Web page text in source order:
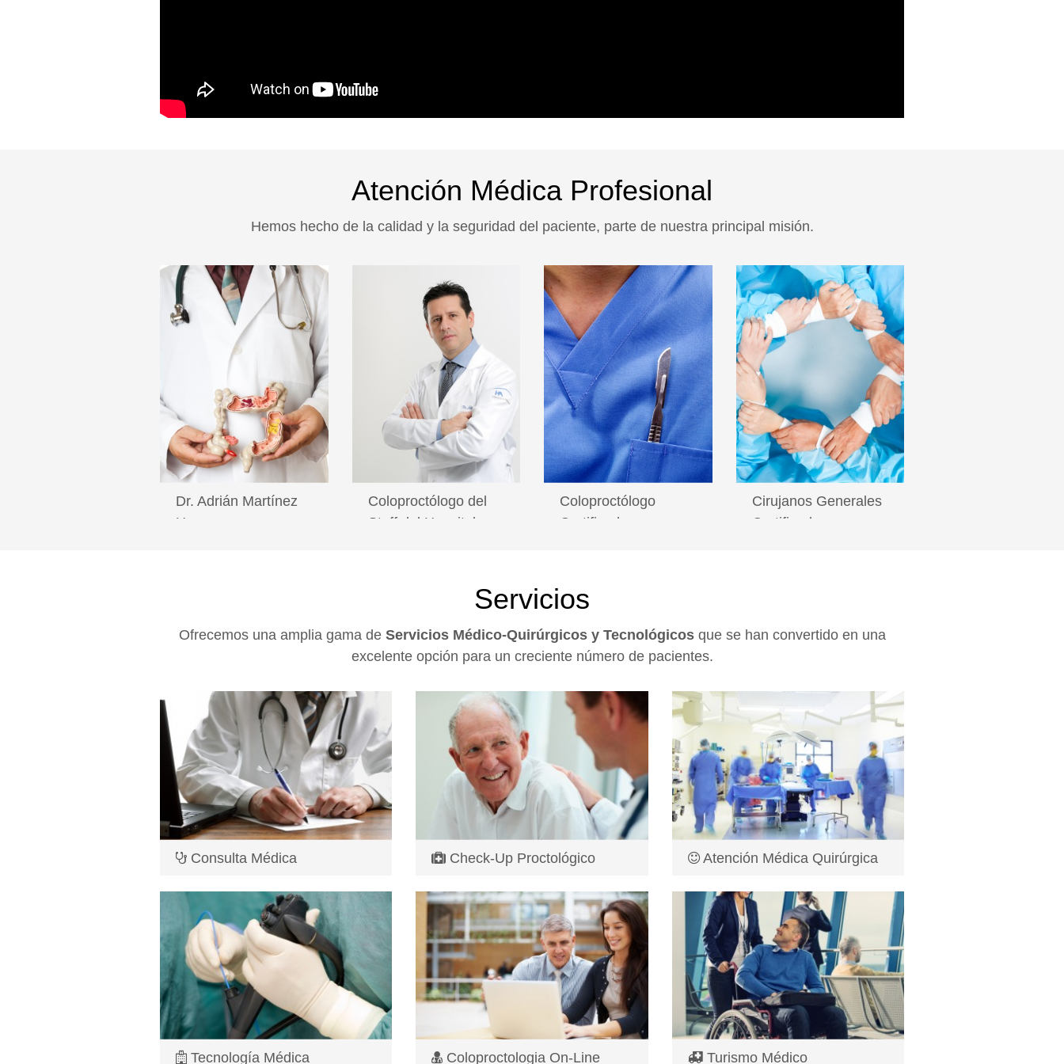
Atención Médica Profesional
Hemos hecho de la calidad y la seguridad del paciente, parte de nuestra principal misión.
Dr. Adrián Martínez
Herrera
Coloproctólogo del
Staff del Hospital
Coloproctólogo
Certificado
Cirujanos Generales
Certificados
Servicios
Ofrecemos una amplia gama de Servicios Médico-Quirúrgicos y Tecnológicosque se han convertido en una
excelente opción para un creciente número de pacientes.
Consulta Médica
tecnologías necesarias pa...
Lea más
Check-Up Proctológico
Proctológico ayudara a detectar etapas ...
Lea más
Atención Médica Quirúrgica
Alta Especialidad CIRUGI...
Lea más
Tecnología Médica Coloproctologia On-Line Turismo Médico